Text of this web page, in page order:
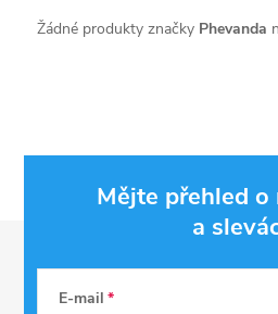
Žádné produkty značky Phevanda
Mějte přehled o
a
E-mail